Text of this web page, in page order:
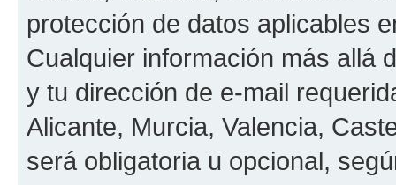
protección de datos aplicables
Cualquier información más allá
y tu dirección de e-mail
Alicante, Murcia, Valencia,
será obligatoria u opcional,